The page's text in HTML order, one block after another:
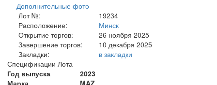
Дополнительные фото
Лот №:
19234
Расположение:
Минск
Открытие торгов:
26 ноября 2025
Завершение торгов:
10 декабря 2025
Закладки:
в закладки
Спецификации Лота
Год выпуска
2023
Марка
MAZ